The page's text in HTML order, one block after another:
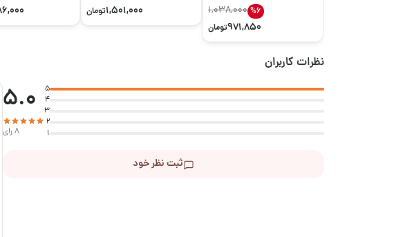
%6
1,038,000
971,850تومان
1,501,000تومان
نظرات کاربران
5
4
3
2
1
5.0
8 رای
ثبت نظر خود